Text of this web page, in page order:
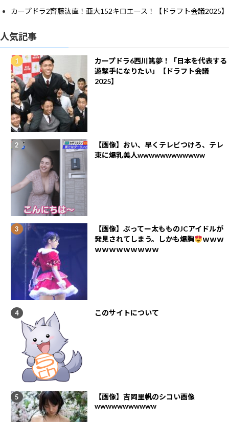
カープドラ2齊藤汰直！亜大152キロエース！【ドラフト会議2025】
人気記事
カープドラ6西川篤夢！「日本を代表する
遊撃手になりたい」【ドラフト会議
2025】
【画像】おい、早くテレビつけろ、テレ
東に爆乳美人wwwwwwwwwwww
【画像】ぶってー太もものJCアイドルが
発見されてしまう。しかも爆胸
ｗｗｗ
ｗｗｗｗｗｗｗｗｗ
このサイトについて
【画像】吉岡里帆のシコい画像
wwwwwwwwwww